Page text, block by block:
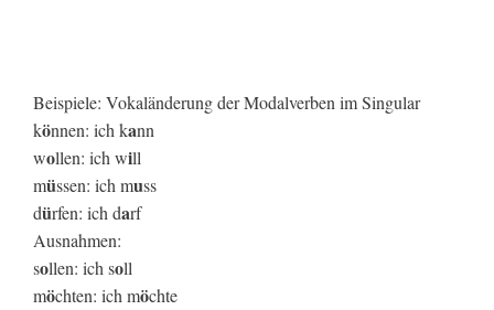
Beispiele: Vokaländerung der Modalverben im Singular
können: ich kann
wollen: ich will
müssen: ich muss
dürfen: ich darf
Ausnahmen:
sollen: ich soll
möchten: ich möchte